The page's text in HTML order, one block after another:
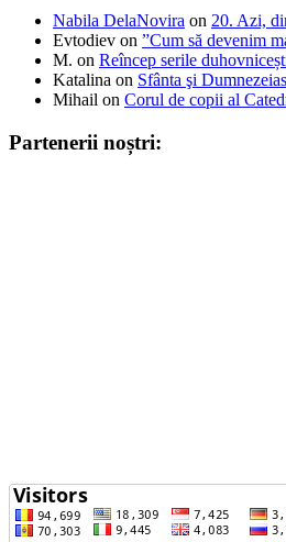
Nabila DelaNovira on 20. Azi,
Evtodiev on ”Cum să devenim
M. on Reîncep serile
Katalina on Sfânta şi
Mihail on Corul de copii al
Partenerii noștri: